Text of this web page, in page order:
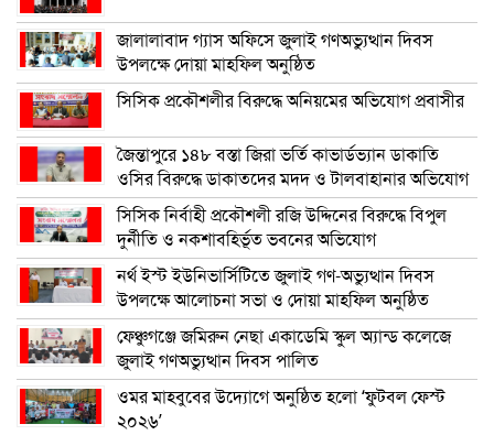
জালালাবাদ গ্যাস অফিসে জুলাই গণঅভ্যুত্থান দিবস
উপলক্ষে দোয়া মাহফিল অনুষ্ঠিত
সিসিক প্রকৌশলীর বিরুদ্ধে অনিয়মের অভিযোগ প্রবাসীর
জৈন্তাপুরে ১৪৮ বস্তা জিরা ভর্তি কাভার্ডভ্যান ডাকাতি
ওসির বিরুদ্ধে ডাকাতদের মদদ ও টালবাহানার অভিযোগ
সিসিক নির্বাহী প্রকৌশলী রজি উদ্দিনের বিরুদ্ধে বিপুল
দুর্নীতি ও নকশাবহির্ভূত ভবনের অভিযোগ
নর্থ ইস্ট ইউনিভার্সিটিতে জুলাই গণ-অভ্যুত্থান দিবস
উপলক্ষে আলোচনা সভা ও দোয়া মাহফিল অনুষ্ঠিত
ফেঞ্চুগঞ্জে জমিরুন নেছা একাডেমি স্কুল অ্যান্ড কলেজে
জুলাই গণঅভ্যুত্থান দিবস পালিত
ওমর মাহবুবের উদ্যোগে অনুষ্ঠিত হলো ‘ফুটবল ফেস্ট
২০২৬’